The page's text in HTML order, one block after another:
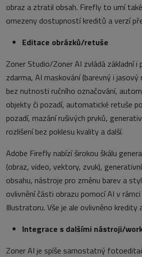
obraz a ztratil obsah. Firefly to umí
omezeny dostupností kreditů a verzí
Editace obrázků/retuše
Zoner Studio/Zoner AI zvládá základní i
zdarma, AI maskování (barevný i
bez nutnosti ručního označování,
objekty či pozadí, automatické retuše
pozadí, mazání rušivých prvků,
rozlišení bez poklesu kvality a další.
Adobe Firefly nabízí širokou škálu
(obraz, video, vektory, zvuk),
obsahu, nástroje pro změnu barev a
ovlivnění části obrazu pomocí AI v
Illustratoru. Vše je ale ovlivněno kredity
Integrace s dalšími nástroji/
Zoner AI je spíše samostatný